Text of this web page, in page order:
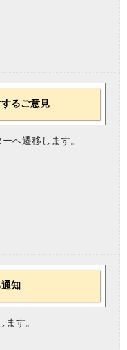
るご意見
へ遷移します。
知
ます。